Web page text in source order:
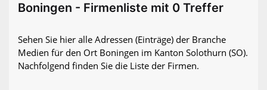
Boningen - Firmenliste mit 0 Treffer
Sehen Sie hier alle Adressen (Einträge) der Branche
Medien für den Ort Boningen im Kanton Solothurn (SO).
Nachfolgend finden Sie die Liste der Firmen.